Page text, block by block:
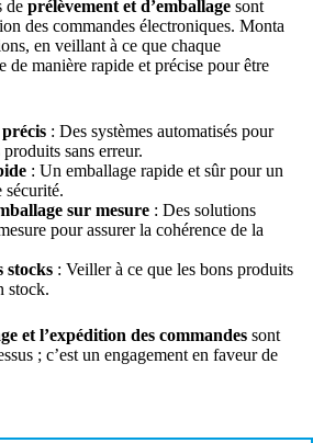
de prélèvement et d’emballage sont
des commandes électroniques. Monta
en veillant à ce que chaque
de manière rapide et précise pour être
: Des systèmes automatisés pour
sans erreur.
: Un emballage rapide et sûr pour un
sécurité.
sur mesure : Des solutions
pour assurer la cohérence de la
stocks : Veiller à ce que les bons produits
stock.
et l’expédition des commandes sont
; c’est un engagement en faveur de